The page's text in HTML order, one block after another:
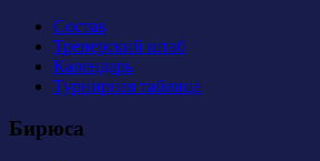
Состав
Тренерский штаб
Календарь
Турнирная таблица
Бирюса